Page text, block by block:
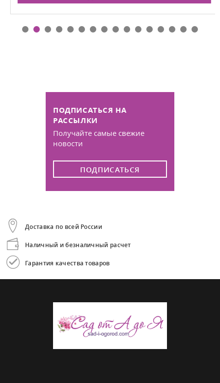
ПОДПИСАТЬСЯ НА
РАССЫЛКИ
Получайте самые свежие
новости
ПОДПИСАТЬСЯ
Доставка по всей России
Наличный и безналичный расчет
Гарантия качества товаров